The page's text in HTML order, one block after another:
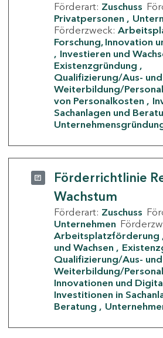
Förderart: Zuschuss
Privatpersonen
Förderzweck:
Forschung, Innovation
Investieren und
Existenzgründung
Qualifizierung/Aus- und
Weiterbildung/Personal
von Personalkosten
Sachanlagen und
Förderrichtlinie
Wachstum
Förderart: Zuschuss
Unternehmen
Arbeitsplatzförderung
und Wachsen
Qualifizierung/Aus- und
Weiterbildung/Personal
Innovationen und
Investitionen in
Beratung